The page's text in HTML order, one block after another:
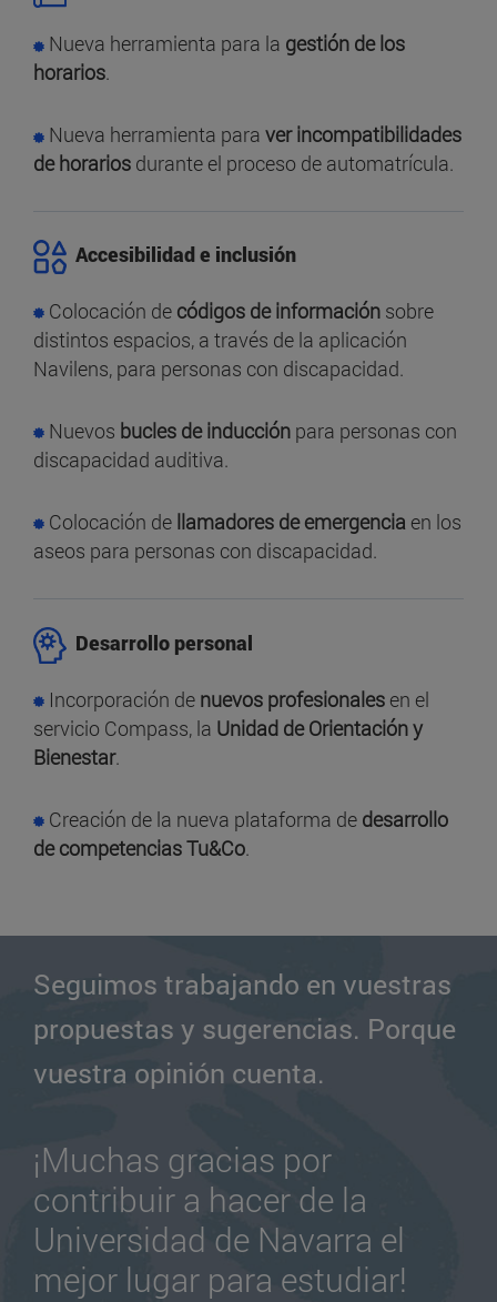
Nueva herramienta para la gestión de los
horarios.
Nueva herramienta para ver incompatibilidades
de horarios durante el proceso de automatrícula.
Accesibilidad e inclusión
Colocación de códigos de información sobre
distintos espacios, a través de la aplicación
Navilens, para personas con discapacidad.
Nuevos bucles de inducción para personas con
discapacidad auditiva.
Colocación de llamadores de emergencia en los
aseos para personas con discapacidad.
Desarrollo personal
Incorporación de nuevos profesionales en el
servicio Compass, la Unidad de Orientación y
Bienestar.
Creación de la nueva plataforma de desarrollo
de competencias Tu&Co.
Seguimos trabajando en vuestras
propuestas y sugerencias. Porque
vuestra opinión cuenta.
¡Muchas gracias por
contribuir a hacer de la
Universidad de Navarra el
mejor lugar para estudiar!